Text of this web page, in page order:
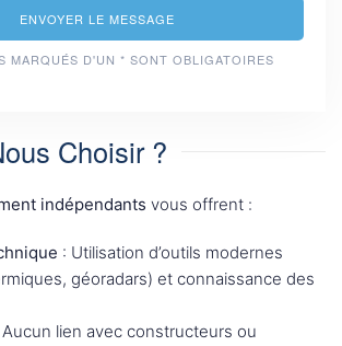
ENVOYER LE MESSAGE
MARQUÉS D'UN * SONT OBLIGATOIRES
Choisir ?
indépendants vous offrent :
: Utilisation d’outils modernes
géoradars) et connaissance des
Aucun lien avec constructeurs ou